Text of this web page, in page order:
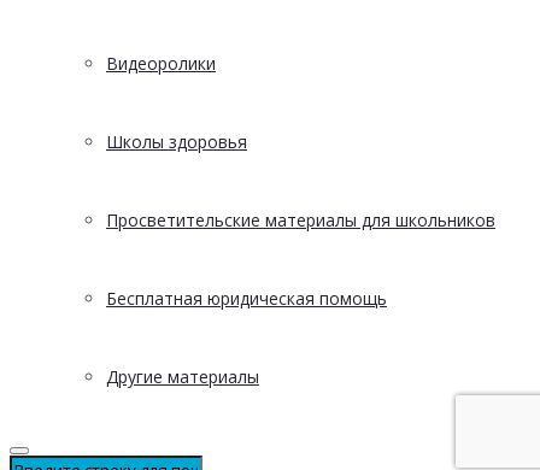
Видеоролики
Школы здоровья
Просветительские материалы для школьников
Бесплатная юридическая помощь
Другие материалы